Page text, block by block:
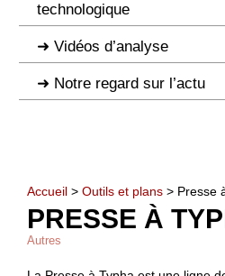
technologique
Vidéos d’analyse
Notre regard sur l’actu
Accueil > Outils et plans > Presse
PRESSE À
Autres